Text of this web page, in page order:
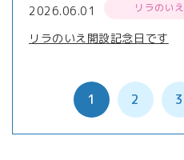
2026.06.01 リラのいえ
リラのいえ開設記念日です
1 2 3